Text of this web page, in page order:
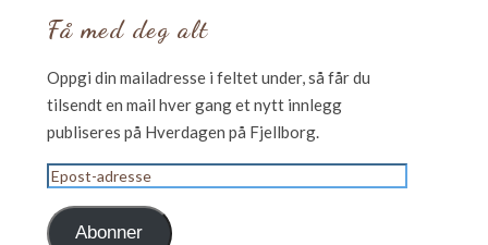
Få med deg alt
Oppgi din mailadresse i feltet under, så får du
tilsendt en mail hver gang et nytt innlegg
publiseres på Hverdagen på Fjellborg.
Epost-
adresse
Abonner